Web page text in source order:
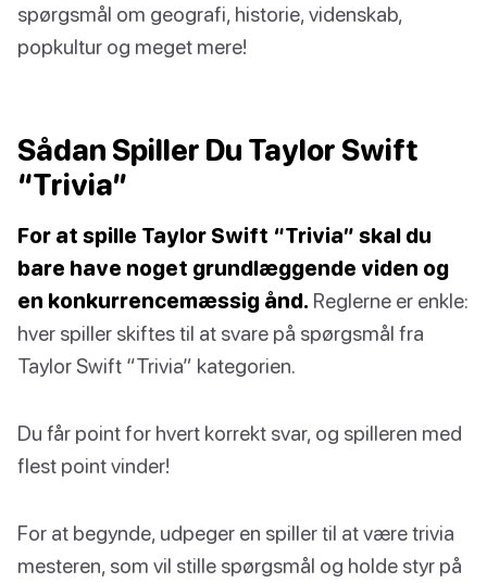
spørgsmål om geografi, historie, videnskab,
popkultur og meget mere!
Sådan Spiller Du Taylor Swift
“Trivia”
For at spille Taylor Swift “Trivia” skal du
bare have noget grundlæggende viden og
en konkurrencemæssig ånd. Reglerne er enkle:
hver spiller skiftes til at svare på spørgsmål fra
Taylor Swift “Trivia” kategorien.
Du får point for hvert korrekt svar, og spilleren med
flest point vinder!
For at begynde, udpeger en spiller til at være trivia
mesteren, som vil stille spørgsmål og holde styr på